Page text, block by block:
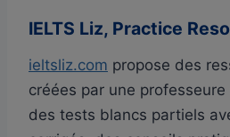
IELTS Liz, Practice
ieltsliz.com propose des
créées par une professeure
des tests blancs partiels